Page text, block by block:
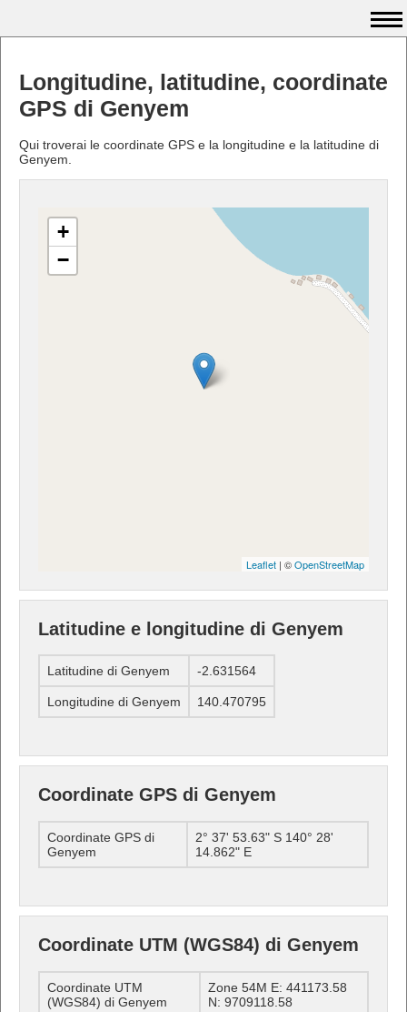
Longitudine, latitudine, coordinate
GPS di Genyem
Qui troverai le coordinate GPS e la longitudine e la latitudine di
Genyem.
+
−
Leaflet | ©OpenStreetMap
Latitudine e longitudine di Genyem
Latitudine di Genyem -2.631564
Longitudine di Genyem 140.470795
Coordinate GPS di Genyem
Coordinate GPS di
Genyem
2° 37' 53.63" S 140° 28'
14.862" E
Coordinate UTM (WGS84) di Genyem
Coordinate UTM
(WGS84) di Genyem
Zone 54M E: 441173.58
N: 9709118.58